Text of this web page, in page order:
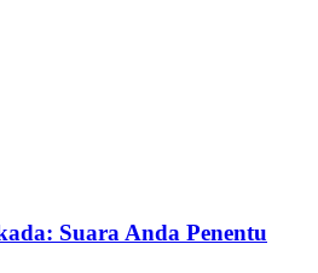
Suara Anda Penentu